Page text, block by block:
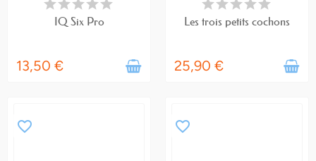
IQ Six Pro
13,50 €
Les trois petits cochons
25,90 €
favorite_border favorite_border